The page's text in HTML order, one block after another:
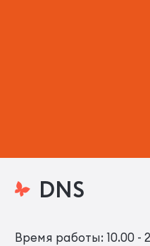
DNS
Время работы: 10.00 -